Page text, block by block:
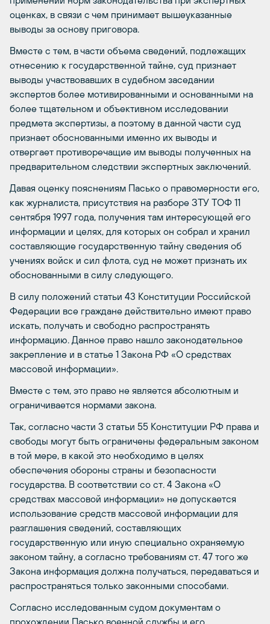
оценках, в связи с чем принимает вышеуказанные
выводы за основу приговора.
Вместе с тем, в части объема сведений, подлежащих
отнесению к государственной тайне, суд признает
выводы участвовавших в судебном заседании
экспертов более мотивированными и основанными на
более тщательном и объективном исследовании
предмета экспертизы, а поэтому в данной части суд
признает обоснованными именно их выводы и
отвергает противоречащие им выводы полученных на
предварительном следствии экспертных заключений.
Давая оценку пояснениям Пасько о правомерности его,
как журналиста, присутствия на разборе ЗТУ ТОФ 11
сентября 1997 года, получения там интересующей его
информации и целях, для которых он собрал и хранил
составляющие государственную тайну сведения об
учениях войск и сил флота, суд не может признать их
обоснованными в силу следующего.
В силу положений статьи 43 Конституции Российской
Федерации все граждане действительно имеют право
искать, получать и свободно распространять
информацию. Данное право нашло законодательное
закрепление и в статье 1 Закона РФ «О средствах
массовой информации».
Вместе с тем, это право не является абсолютным и
ограничивается нормами закона.
Так, согласно части 3 статьи 55 Конституции РФ права и
свободы могут быть ограничены федеральным законом
в той мере, в какой это необходимо в целях
обеспечения обороны страны и безопасности
государства. В соответствии со ст. 4 Закона «О
средствах массовой информации» не допускается
использование средств массовой информации для
разглашения сведений, составляющих
государственную или иную специально охраняемую
законом тайну, а согласно требованиям ст. 47 того же
Закона информация должна получаться, передаваться и
распространяться только законными способами.
Согласно исследованным судом документам о
прохождении Пасько военной службы и его